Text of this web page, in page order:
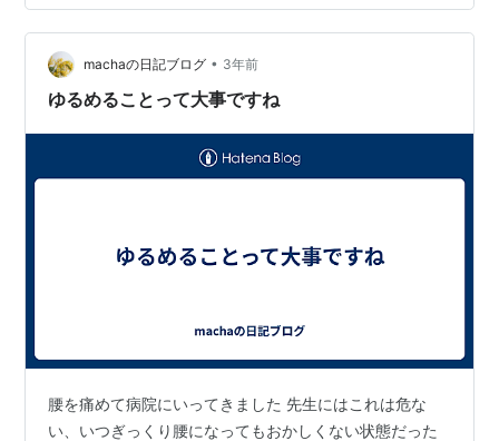
たり、 始めるのがカンタンだったり、 メリットもありま
す。 もし、そろそろ個人事業主として独立しようか
な・・・ と思い始めている場合は、 ぜひ、独立前に こ
ちらを読んでみていただけると よいのではないでしょう
machaの日記ブログ • 3年前
ゆるめることって大事ですね
腰を痛めて病院にいってきました 先生にはこれは危な
い、いつぎっくり腰になってもおかしくない状態だった